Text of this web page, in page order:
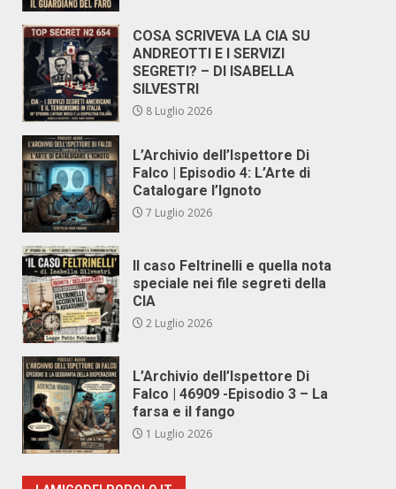
COSA SCRIVEVA LA CIA SU
ANDREOTTI E I SERVIZI
SEGRETI? – DI ISABELLA
SILVESTRI
8 Luglio 2026
L’Archivio dell’Ispettore Di
Falco | Episodio 4: L’Arte di
Catalogare l’Ignoto
7 Luglio 2026
Il caso Feltrinelli e quella nota
speciale nei file segreti della
CIA
2 Luglio 2026
L’Archivio dell’Ispettore Di
Falco | 46909 -Episodio 3 – La
farsa e il fango
1 Luglio 2026